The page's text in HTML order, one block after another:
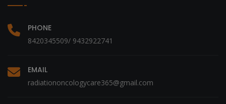
PHONE
8420345509/ 9432922741
EMAIL
radiationoncologycare365@gmail.com